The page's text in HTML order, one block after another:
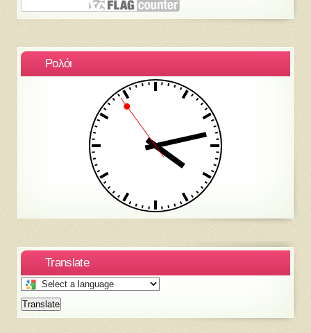
Ρολόι
Translate
Select
a
language
Translate